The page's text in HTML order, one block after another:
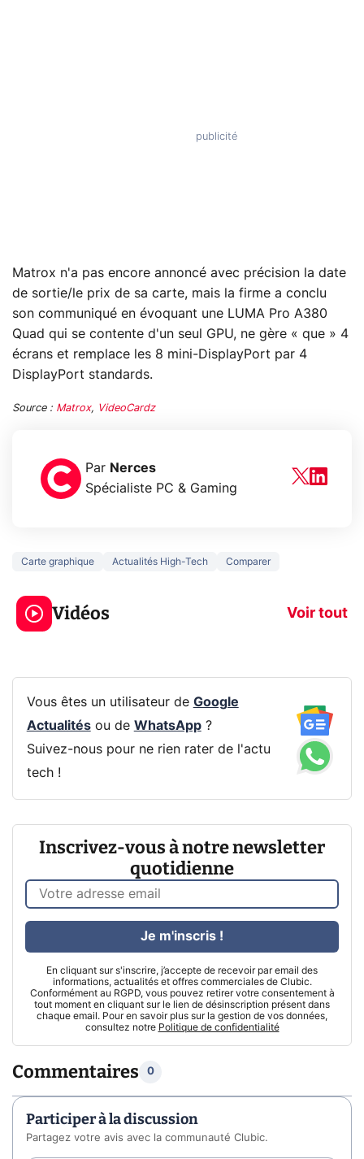
Matrox n'a pas encore annoncé avec précision la date
de sortie/le prix de sa carte, mais la firme a conclu
son communiqué en évoquant une LUMA Pro A380
Quad qui se contente d'un seul GPU, ne gère « que » 4
écrans et remplace les 8 mini-DisplayPort par 4
DisplayPort standards.
Source : Matrox, VideoCardz
Par Nerces
Spécialiste PC & Gaming
Carte graphique Actualités High-Tech Comparer
Vidéos Voir tout
3 écrans en 1 pour
319€ ? Voici L'AOC
CQ32G4ZA !
5
prochaine
Vous êtes un utilisateur de Google
Actualitésou de WhatsApp?
Suivez-nous pour ne rien rater de l'actu
tech !
Inscrivez-vous à notre newsletter
quotidienne
En cliquant sur s'inscrire, j’accepte de recevoir par email des
informations, actualités et offres commerciales de Clubic.
Conformément au RGPD, vous pouvez retirer votre consentement à
tout moment en cliquant sur le lien de désinscription présent dans
chaque email. Pour en savoir plus sur la gestion de vos données,
consultez notre Politique de confidentialité
Je m'inscris !
Commentaires 0
Participer à la discussion
Partagez votre avis avec la communauté Clubic.